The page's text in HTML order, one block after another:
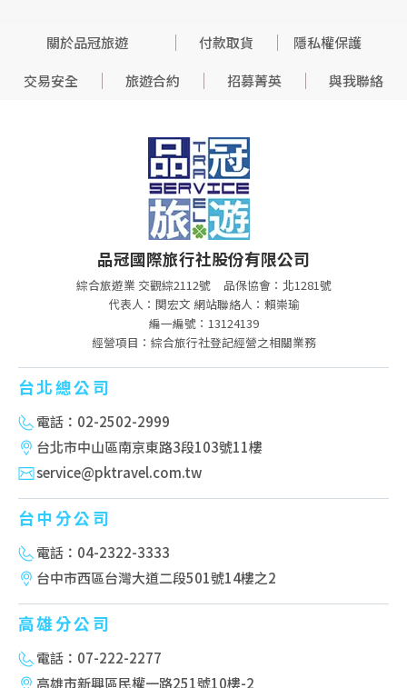
關於品冠旅遊 付款取貨
隱私權保護
交易安全
旅遊合約 招募菁英 與我聯絡
品冠國際旅行社股份有限公司
綜合旅遊業 交觀綜2112號
品保協會：北1281號
代表人：関宏文 網站聯絡人：賴崇瑜
編一編號：13124139
經營項目：綜合旅行社登記經營之相關業務
台北總公司
電話：02-2502-2999
台北市中山區南京東路3段103號11樓
service@pktravel.com.tw
台中分公司
電話：04-2322-3333
台中市西區台灣大道二段501號14樓之2
高雄分公司
電話：07-222-2277
高雄市新興區民權一路251號10樓-2